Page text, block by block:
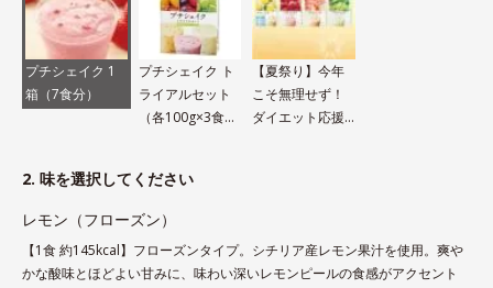
プチシェイク 1
箱（7食分）
プチシェイク ト
ライアルセット
（各100g×3食
【夏祭り】今年
こそ無理せず！
ダイエット応援
2. 味を選択してください
レモン（フローズン）
【1食 約145kcal】フローズンタイプ。シチリア産レモン果汁を使用。爽や
かな酸味とほどよい甘みに、味わい深いレモンピールの食感がアクセント